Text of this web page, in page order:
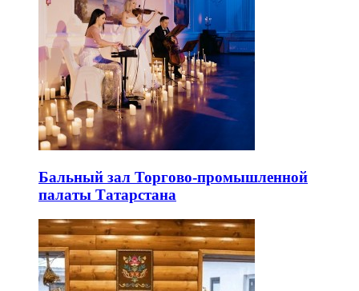
Бальный зал Торгово-промышленной
палаты Татарстана